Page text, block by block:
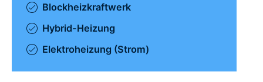
Blockheizkraftwerk
Hybrid-Heizung
Elektroheizung (Strom)